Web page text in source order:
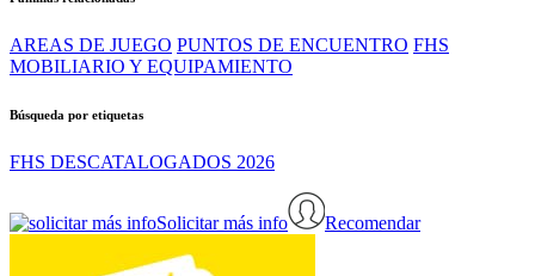
AREAS DE JUEGO PUNTOS DE ENCUENTRO FHS
MOBILIARIO Y EQUIPAMIENTO
Búsqueda por etiquetas
FHS DESCATALOGADOS 2026
Solicitar más info Recomendar